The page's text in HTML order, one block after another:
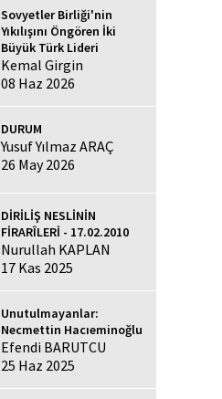
Sovyetler Birliği'nin
Yıkılışını Öngören İki
Büyük Türk Lideri
Kemal Girgin
08 Haz 2026
DURUM
Yusuf Yılmaz ARAÇ
26 May 2026
DİRİLİŞ NESLİNİN
FİRARÎLERİ - 17.02.2010
Nurullah KAPLAN
17 Kas 2025
Unutulmayanlar:
Necmettin Hacıeminoğlu
Efendi BARUTCU
25 Haz 2025